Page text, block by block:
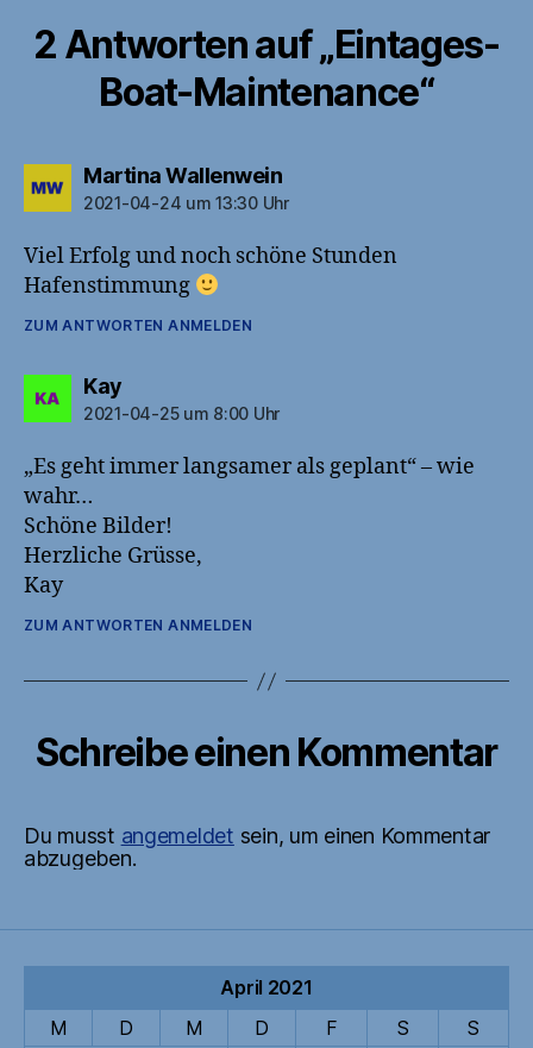
2 Antworten auf „Eintages-
Boat-Maintenance“
Martina Wallenweinsagt:
2021-04-24 um 13:30 Uhr
Viel Erfolg und noch schöne Stunden
Hafenstimmung
ZUM ANTWORTEN ANMELDEN
Kaysagt:
2021-04-25 um 8:00 Uhr
„Es geht immer langsamer als geplant“ – wie
wahr…
Schöne Bilder!
Herzliche Grüsse,
Kay
ZUM ANTWORTEN ANMELDEN
Schreibe einen Kommentar
Du musst angemeldet sein, um einen Kommentar
abzugeben.
April 2021
M
D M D F S S